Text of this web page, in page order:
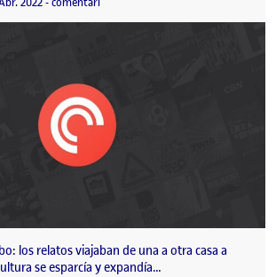
los relatos viajaban de una a otra casa a
se esparcía y expandía…